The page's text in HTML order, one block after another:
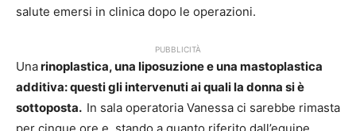
salute emersi in clinica dopo le operazioni.
PUBBLICITÀ
Unarinoplastica, una liposuzione e una mastoplastica
additiva: questi gli intervenuti ai quali la donna si è
sottoposta. In sala operatoria Vanessa ci sarebbe rimasta